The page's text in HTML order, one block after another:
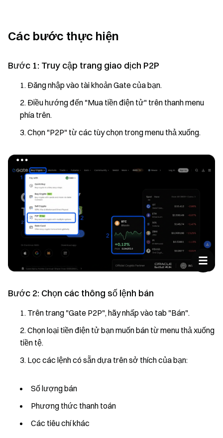
Các bước thực hiện
Bước 1: Truy cập trang giao dịch P2P
Đăng nhập vào tài khoản Gate của bạn.
Điều hướng đến "Mua tiền điện tử" trên thanh menu
phía trên.
Chọn "P2P" từ các tùy chọn trong menu thả xuống.
Bước 2: Chọn các thông số lệnh bán
Trên trang "Gate P2P", hãy nhấp vào tab "Bán".
Chọn loại tiền điện tử bạn muốn bán từ menu thả xuống
tiền tệ.
Lọc các lệnh có sẵn dựa trên sở thích của bạn:
Số lượng bán
Phương thức thanh toán
Các tiêu chí khác